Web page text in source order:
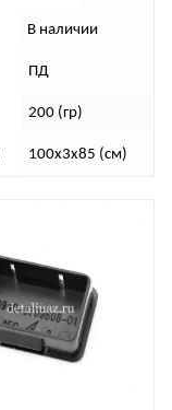
В наличии
ПД
200 (гр)
100х3х85 (см)